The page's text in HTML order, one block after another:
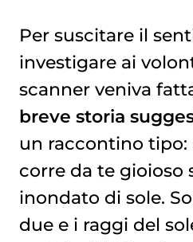
Per suscitare il
investigare ai
scanner veniva
breve storia
un raccontino
corre da te gioioso
inondato di sole.
due e i raggi del